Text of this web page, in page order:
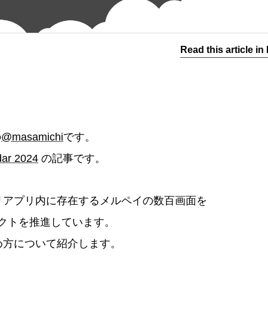
Read this article in
@masamichiです。
2024 の記事です。
プリ内に存在するメルペイの数百画面を
を推進しています。
について紹介します。